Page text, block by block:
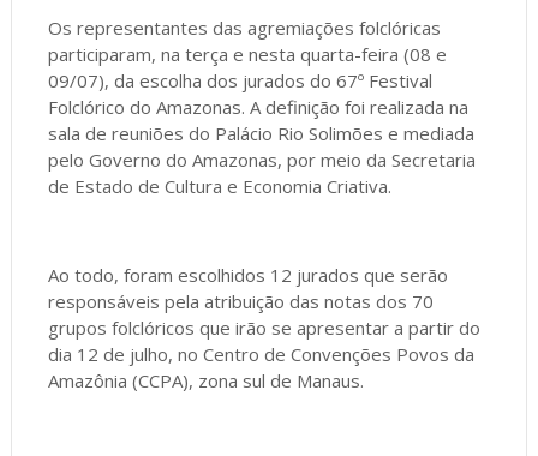
Os representantes das agremiações folclóricas
participaram, na terça e nesta quarta-feira (08 e
09/07), da escolha dos jurados do 67º Festival
Folclórico do Amazonas. A definição foi realizada na
sala de reuniões do Palácio Rio Solimões e mediada
pelo Governo do Amazonas, por meio da Secretaria
de Estado de Cultura e Economia Criativa.
Ao todo, foram escolhidos 12 jurados que serão
responsáveis pela atribuição das notas dos 70
grupos folclóricos que irão se apresentar a partir do
dia 12 de julho, no Centro de Convenções Povos da
Amazônia (CCPA), zona sul de Manaus.